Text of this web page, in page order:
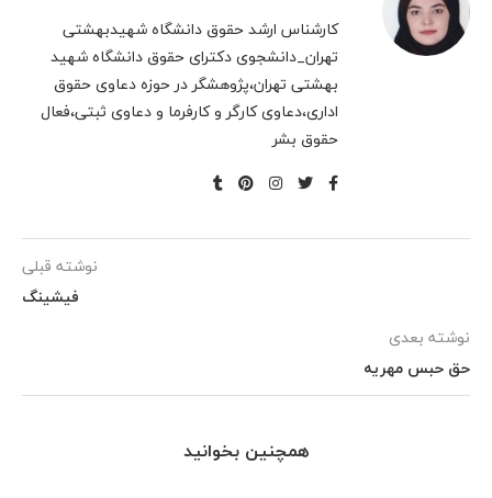
کارشناس ارشد حقوق دانشگاه شهیدبهشتی
تهران_دانشجوی دکترای حقوق دانشگاه شهید
بهشتی تهران،پژوهشگر در حوزه دعاوی حقوق
اداری،دعاوی کارگر و کارفرما و دعاوی ثبتی،فعال
حقوق بشر
نوشته قبلی
فیشینگ
نوشته بعدی
حق حبس مهریه
همچنین بخوانید